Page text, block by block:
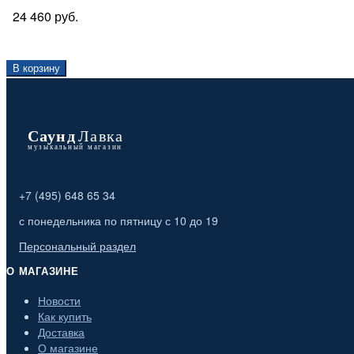
24 460 руб.
В корзину
+7 (495) 648 65 34
с понедельника по пятницу с 10 до 19
Персональный раздел
О МАГАЗИНЕ
Новости
Как купить
Доставка
О магазине